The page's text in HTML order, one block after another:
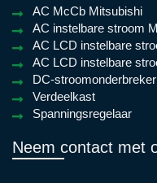
AC McCb Mitsubishi
AC instelbare stroom
AC LCD instelbare
AC LCD instelbare
DC-
Verdeelkast
Spanningsregelaar
Neem contact met